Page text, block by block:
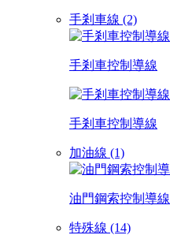
手剎車線 (2)
手剎車控制導線
手剎車控制導線
加油線 (1)
油門鋼索控制導線
特殊線 (14)